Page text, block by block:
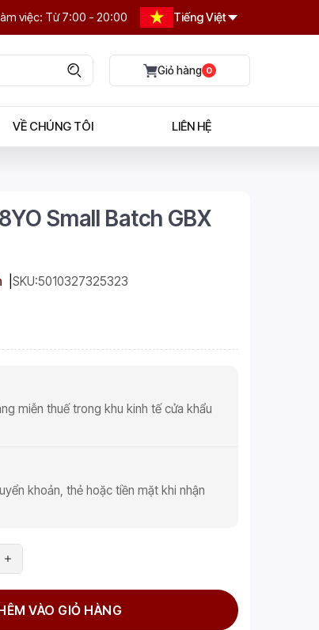
việc: Từ 7:00 - 20:00 Tiếng Việt
0
VỀ CHÚNG TÔI LIÊN HỆ
Small Batch GBX
SKU:5010327325323
miễn thuế trong khu kinh tế cửa khẩu
khoản, thẻ hoặc tiền mặt khi nhận
VÀO GIỎ HÀNG